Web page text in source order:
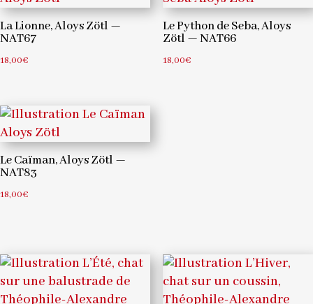
La Lionne, Aloys Zötl —
NAT67
18,00€
Le Python de Seba, Aloys
Zötl — NAT66
18,00€
Le Caïman, Aloys Zötl —
NAT83
18,00€